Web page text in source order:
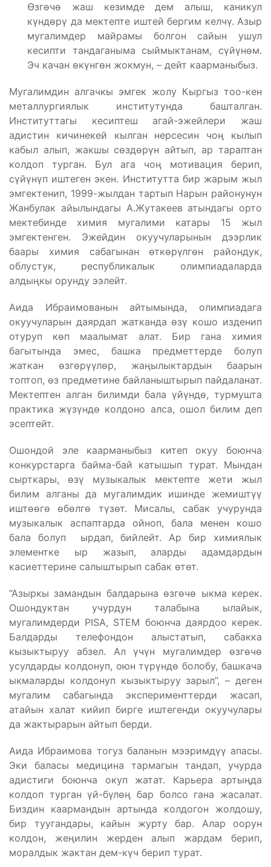
Өзгөчө жаш кезимде дем алыш, каникул
күндөрү да мектепте иштей бергим келчү. Азыр
мугалимдер майрамы болгон сайын ушул
кесипти тандаганыма сыймыктанам, сүйүнөм.
Эч качан өкүнгөн жокмун, – дейт каарманыбыз.
Мугалимдин алгачкы эмгек жолу Кыргыз тоо-кен
металлургиялык институтунда башталган.
Институттагы кесиптеш агай-эжейлери жаш
адистин кичинекей кылган нерсесин чоң кылып
кабыл алып, жакшы сөздөрүн айтып, ар тараптан
колдоп турган. Бул ага чоң мотивация берип,
сүйүнүп иштеген экен. Институтта бир жарым жыл
эмгектенип, 1999-жылдан тартып Нарын районунун
Жанбулак айылындагы А.Жутакеев атындагы орто
мектебинде химия мугалими катары 15 жыл
эмгектенген. Эжейдин окуучуларынын дээрлик
баары химия сабагынан өткөрүлгөн райондук,
облустук, республикалык олимпиадаларда
алдыңкы орунду ээлейт.
Аида Ибраимованын айтымында, олимпиадага
окуучуларын даярдап жатканда өзү кошо изденип
отуруп көп маалымат алат. Бир гана химия
багытында эмес, башка предметтерде болуп
жаткан өзгөрүүлөр, жаңылыктардын баарын
топтоп, өз предметине байланыштырып пайдаланат.
Мектептен алган билимди бала үйүндө, турмушта
практика жүзүндө колдоно алса, ошол билим деп
эсептейт.
Ошондой эле каарманыбыз китеп окуу боюнча
конкурстарга байма-бай катышып турат. Мындан
сырткары, өзү музыкалык мектепте жети жыл
билим алганы да мугалимдик ишинде жемиштүү
иштөөгө өбөлгө түзөт. Мисалы, сабак учурунда
музыкалык аспаптарда ойноп, бала менен кошо
бала болуп ырдап, бийлейт. Ар бир химиялык
элементке ыр жазып, аларды адамдардын
касиеттерине салыштырып сабак өтөт.
“Азыркы замандын балдарына өзгөчө ыкма керек.
Ошондуктан учурдун талабына ылайык,
мугалимдерди PISA, STEM боюнча даярдоо керек.
Балдарды телефондон алыстатып, сабакка
кызыктыруу абзел. Ал үчүн мугалимдер өзгөчө
усулдарды колдонуп, оюн түрүндө болобу, башкача
ыкмаларды колдонуп кызыктыруу зарыл”, – деген
мугалим сабагында эксперименттерди жасап,
атайын халат кийип бирге иштегенди окуучулары
да жактырарын айтып берди.
Аида Ибраимова тогуз баланын мээримдүү апасы.
Эки баласы медицина тармагын тандап, учурда
адистиги боюнча окуп жатат. Карьера артыңда
колдоп турган үй-бүлөң бар болсо гана жасалат.
Биздин каармандын артында колдогон жолдошу,
бир туугандары, кайын журту бар. Алар оорун
колдон, жеңилин жерден алып жардам берип,
моралдык жактан дем-күч берип турат.